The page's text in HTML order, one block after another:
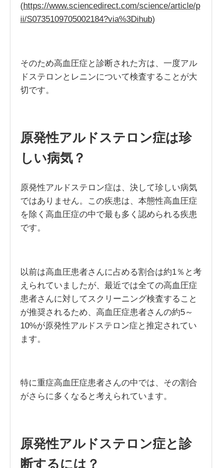
(https://www.sciencedirect.com/science/article/p
ii/S0735109705002184?via%3Dihub)
そのため高血圧症と診断された方は、一度アル
ドステロンとレニンについて検査することが大
切です。
原発性アルドステロン症は珍
しい病気？
原発性アルドステロン症は、決して珍しい病気
ではありません。この疾患は、本態性高血圧症
を除く高血圧症の中で最も多く認められる疾患
です。
以前は高血圧患者さんに占める割合は約1％と考
えられていましたが、最近では全ての高血圧症
患者さんに対してスクリーニング検査すること
が推奨されるため、高血圧症患者さんの約5～
10%が原発性アルドステロン症と推定されてい
ます。
特に重症高血圧症患者さんの中では、その割合
がさらに多くなると考えられています。
原発性アルドステロン症と診
断するには？